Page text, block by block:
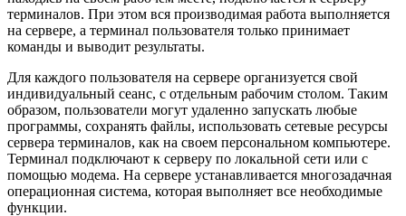
терминалов. При этом вся производимая работа выполняется
на сервере, а терминал пользователя только принимает
команды и выводит результаты.
Для каждого пользователя на сервере организуется свой
индивидуальный сеанс, с отдельным рабочим столом. Таким
образом, пользователи могут удаленно запускать любые
программы, сохранять файлы, использовать сетевые ресурсы
сервера терминалов, как на своем персональном компьютере.
Терминал подключают к серверу по локальной сети или с
помощью модема. На сервере устанавливается многозадачная
операционная система, которая выполняет все необходимые
функции.